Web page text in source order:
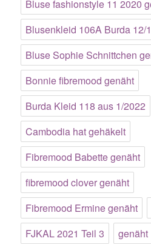
Bluse fashionstyle 11 2020
Blusenkleid 106A Burda 12/
Bluse Sophie Schnittchen
Bonnie fibremood genäht
Burda Kleid 118 aus 1/2022
Cambodia hat gehäkelt
Fibremood Babette genäht
fibremood clover genäht
Fibremood Ermine genäht
FJKAL 2021 Teil 3
genäht